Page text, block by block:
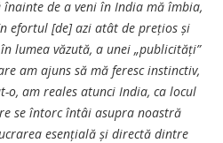
de a veni în India mă îmbia,
efortul [de] azi atât de prețios și
lumea văzută, a unei „publicități”
am ajuns să mă feresc instinctiv,
o, am reales atunci India, ca locul
se întorc întâi asupra noastră
esențială și directă dintre